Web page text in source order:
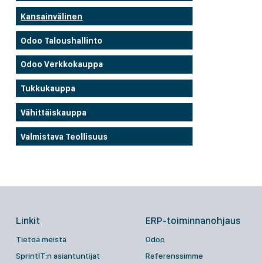
Kansainvälinen
Odoo Taloushallinto
Odoo Verkkokauppa
Tukkukauppa
Vähittäiskauppa
Valmistava Teollisuus
Linkit
Tietoa meistä
SprintIT:n asiantuntijat
ERP-toiminnanohjaus
Odoo
Referenssimme